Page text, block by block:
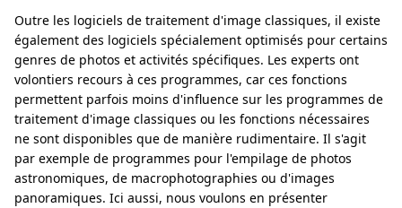
Outre les logiciels de traitement d'image classiques, il existe
également des logiciels spécialement optimisés pour certains
genres de photos et activités spécifiques. Les experts ont
volontiers recours à ces programmes, car ces fonctions
permettent parfois moins d'influence sur les programmes de
traitement d'image classiques ou les fonctions nécessaires
ne sont disponibles que de manière rudimentaire. Il s'agit
par exemple de programmes pour l'empilage de photos
astronomiques, de macrophotographies ou d'images
panoramiques. Ici aussi, nous voulons en présenter